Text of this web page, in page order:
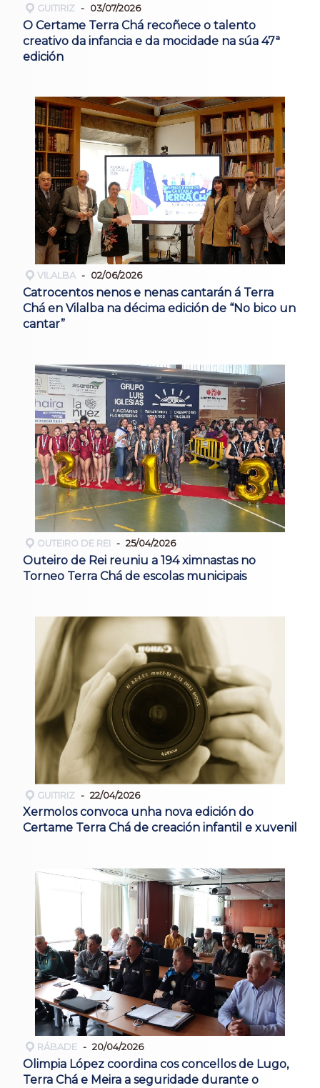
GUITIRIZ 03/07/2026
O Certame Terra Chá recoñece o talento
creativo da infancia e da mocidade na súa 47ª
edición
VILALBA 02/06/2026
Catrocentos nenos e nenas cantarán á Terra
Chá en Vilalba na décima edición de “No bico un
cantar”
OUTEIRO DE REI 25/04/2026
Outeiro de Rei reuniu a 194 ximnastas no
Torneo Terra Chá de escolas municipais
GUITIRIZ 22/04/2026
Xermolos convoca unha nova edición do
Certame Terra Chá de creación infantil e xuvenil
RÁBADE 20/04/2026
Olimpia López coordina cos concellos de Lugo,
Terra Chá e Meira a seguridade durante o